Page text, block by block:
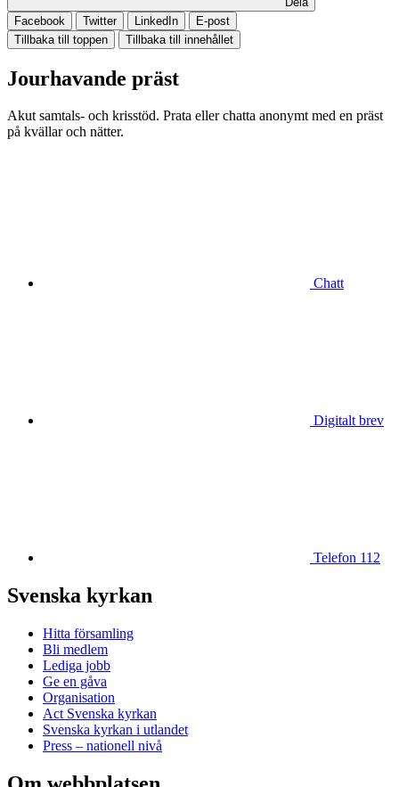
Facebook
Twitter LinkedIn
E-post
Tillbaka till toppen
Tillbaka till innehållet
Jourhavande präst
Akut samtals- och krisstöd. Prata eller chatta anonymt med en präst
på kvällar och nätter.
Chatt
Digitalt brev
Telefon 112
Svenska kyrkan
Hitta församling
Bli medlem
Lediga jobb
Ge en gåva
Organisation
Act Svenska kyrkan
Svenska kyrkan i utlandet
Press – nationell nivå